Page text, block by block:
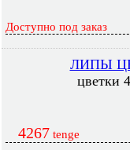
Доступно под заказ
ЛИПЫ
цветки
4267 tenge